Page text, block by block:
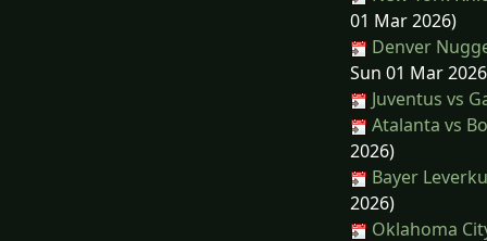
01 Mar 2026)
Denver
Sun 01 Mar
Juventus vs
Atalanta vs
2026)
Bayer
2026)
Oklahoma